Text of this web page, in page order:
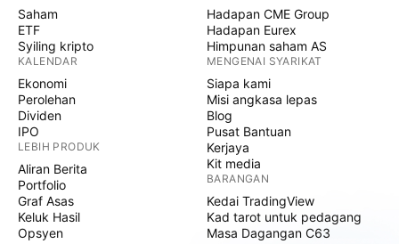
Saham
ETF
Syiling kripto
KALENDAR
Ekonomi
Perolehan
Dividen
IPO
LEBIH PRODUK
Aliran Berita
Portfolio
Graf Asas
Keluk Hasil
Opsyen
Hadapan CME Group
Hadapan Eurex
Himpunan saham AS
MENGENAI SYARIKAT
Siapa kami
Misi angkasa lepas
Blog
Pusat Bantuan
Kerjaya
Kit media
BARANGAN
Kedai TradingView
Kad tarot untuk pedagang
Masa Dagangan C63